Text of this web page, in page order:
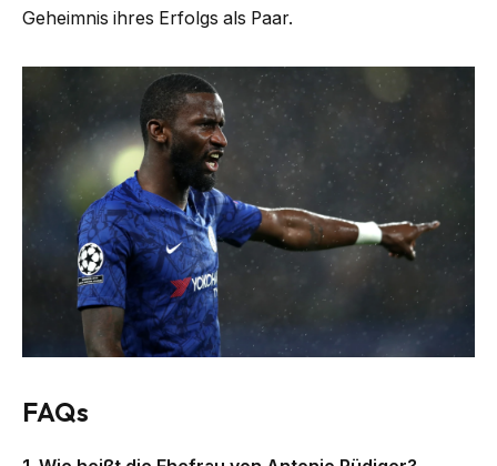
Geheimnis ihres Erfolgs als Paar.
FAQs